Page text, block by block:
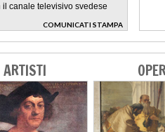
canale televisivo svedese
COMUNICATI STAMPA
>
ARTISTI